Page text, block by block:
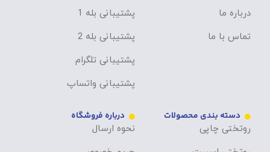
درباره ما
تماس با ما
پشتیبانی بله 1
پشتیبانی بله 2
پشتیبانی تلگرام
پشتیبانی واتساپ
دسته بندی محصولات
روتختی چاپی
درباره فروشگاه
نحوه ارسال